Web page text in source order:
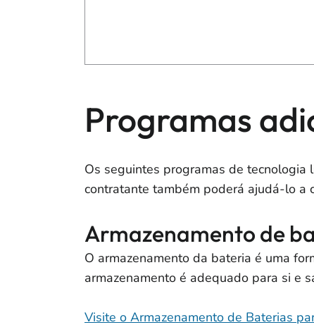
Programas
Os seguintes programas de tecnologia
contratante também poderá ajudá-lo a
Armazenamento de
O armazenamento da bateria é uma
armazenamento é adequado para si e
Visite o Armazenamento de Baterias